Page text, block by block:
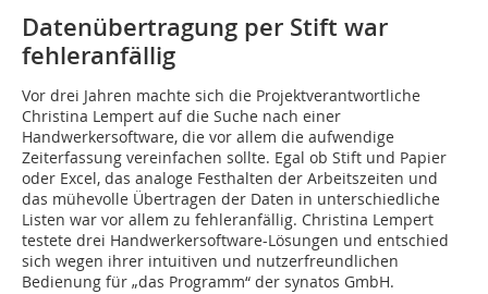
Datenübertragung per Stift war
fehleranfällig
Vor drei Jahren machte sich die Projektverantwortliche
Christina Lempert auf die Suche nach einer
Handwerkersoftware, die vor allem die aufwendige
Zeiterfassung vereinfachen sollte. Egal ob Stift und Papier
oder Excel, das analoge Festhalten der Arbeitszeiten und
das mühevolle Übertragen der Daten in unterschiedliche
Listen war vor allem zu fehleranfällig. Christina Lempert
testete drei Handwerkersoftware-Lösungen und entschied
sich wegen ihrer intuitiven und nutzerfreundlichen
Bedienung für „das Programm“ der synatos GmbH.